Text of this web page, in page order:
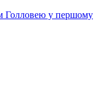
Голловею у першому